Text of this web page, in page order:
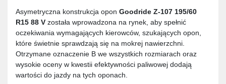
Asymetryczna konstrukcja opon Goodride Z-107 195/60
R15 88 V została wprowadzona na rynek, aby spełnić
oczekiwania wymagających kierowców, szukających opon,
które świetnie sprawdzają się na mokrej nawierzchni.
Otrzymane oznaczenie B we wszystkich rozmiarach oraz
wysokie oceny w kwestii efektywności paliwowej dodają
wartości do jazdy na tych oponach.